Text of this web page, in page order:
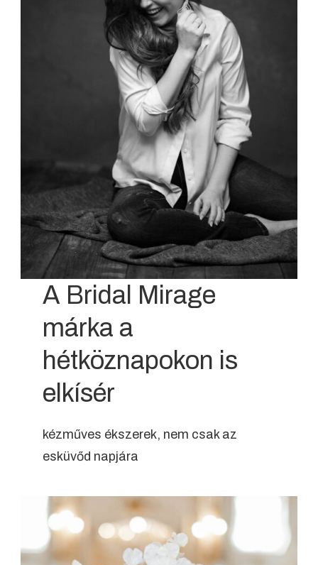
A Bridal Mirage
márka a
hétköznapokon is
elkísér
kézműves ékszerek, nem csak az
esküvőd napjára